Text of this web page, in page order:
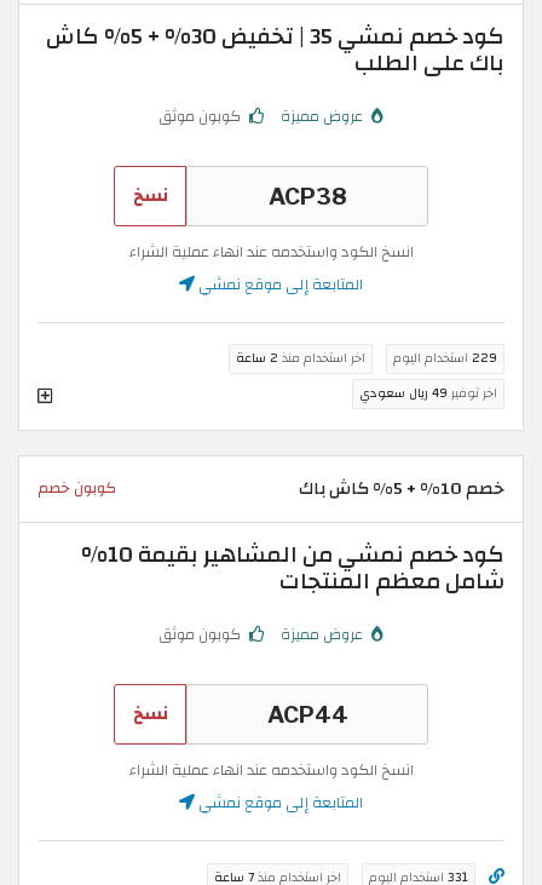
كود خصم نمشي 35 | تخفيض 30% + 5% كاش
باك على الطلب
عروض مميزة كوبون موثق
نسخ
انسخ الكود واستخدمه عند انهاء عملية الشراء
المتابعة إلى موقع نمشي
229 استخدام اليوم اخر استخدام منذ 2 ساعة
اخر توفير 49 ريال سعودي
خصم 10% + 5% كاش باك كوبون خصم
كود خصم نمشي من المشاهير بقيمة 10%
شامل معظم المنتجات
عروض مميزة كوبون موثق
نسخ
انسخ الكود واستخدمه عند انهاء عملية الشراء
المتابعة إلى موقع نمشي
331 استخدام اليوم اخر استخدام منذ7 ساعة